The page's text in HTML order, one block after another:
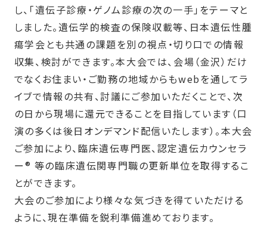
し、「遺伝子診療・ゲノム診療の次の一手」をテーマと
しました。遺伝学的検査の保険収載等、日本遺伝性腫
瘍学会とも共通の課題を別の視点・切り口での情報
収集、検討ができます。本大会では、会場（金沢）だけ
でなくお住まい・ご勤務の地域からもwebを通してラ
イブで情報の共有、討議にご参加いただくことで、次
の日から現場に還元できることを目指しています（口
演の多くは後日オンデマンド配信いたします）。本大会
ご参加により、臨床遺伝専門医、認定遺伝カウンセラ
ー® 等の臨床遺伝関専門職の更新単位を取得するこ
とができます。
大会のご参加により様々な気づきを得ていただける
ように、現在準備を鋭利準備進めております。